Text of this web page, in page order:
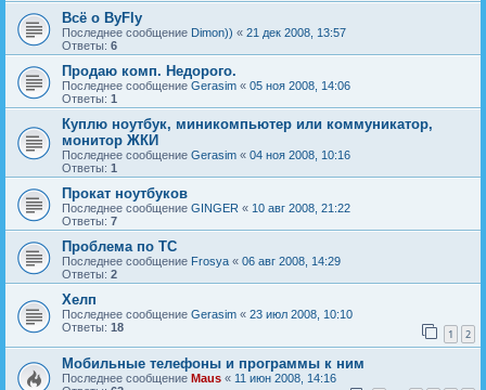
Всё о ByFly
Последнее сообщение Dimon)) « 21 дек 2008, 13:57
Ответы: 6
Продаю комп. Недорого.
Последнее сообщение Gerasim « 05 ноя 2008, 14:06
Ответы: 1
Куплю ноутбук, миникомпьютер или коммуникатор,
монитор ЖКИ
Последнее сообщение Gerasim « 04 ноя 2008, 10:16
Ответы: 1
Прокат ноутбуков
Последнее сообщение GINGER « 10 авг 2008, 21:22
Ответы: 7
Проблема по ТС
Последнее сообщение Frosya « 06 авг 2008, 14:29
Ответы: 2
Хелп
Последнее сообщение Gerasim « 23 июл 2008, 10:10
Ответы: 18 1 2
Мобильные телефоны и программы к ним
Последнее сообщение Maus « 11 июн 2008, 14:16